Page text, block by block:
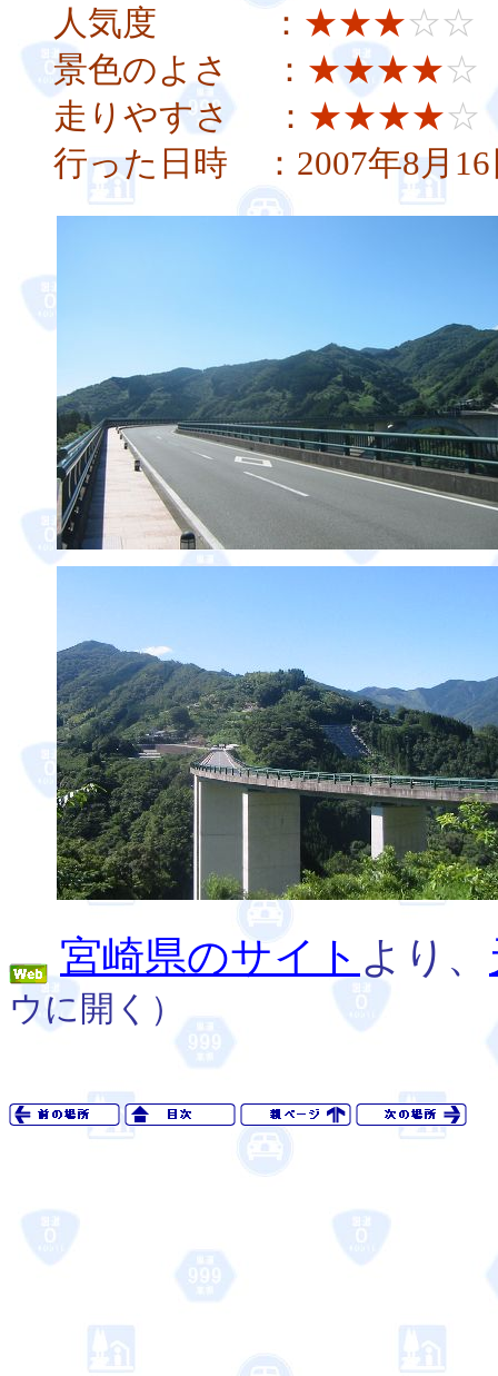
人気度 ： ★★★☆☆
景色のよさ ： ★★★★☆
走りやすさ ： ★★★★☆
行った日時 ：2007年8月16
宮崎県のサイト より、
ウに開く）